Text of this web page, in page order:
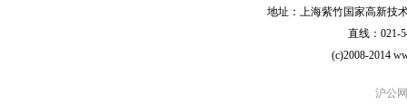
地址：上海紫竹国家高新技
直线：021-
(c)2008-2014
沪公